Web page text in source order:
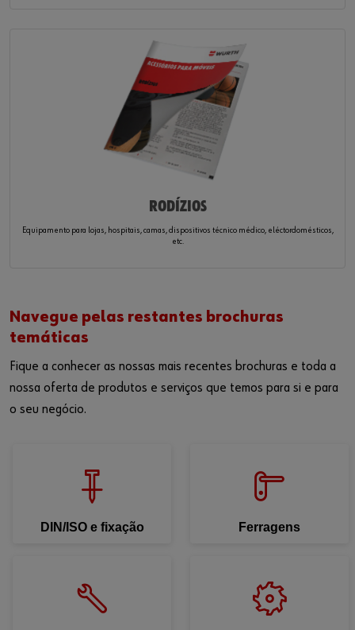
RODÍZIOS
Equipamento para lojas, hospitais, camas, dispositivos técnico médico, eléctordomésticos,
etc.
Navegue pelas restantes brochuras
temáticas
Fique a conhecer as nossas mais recentes brochuras e toda a
nossa oferta de produtos e serviços que temos para si e para
o seu negócio.
DIN/ISO e fixação Ferragens